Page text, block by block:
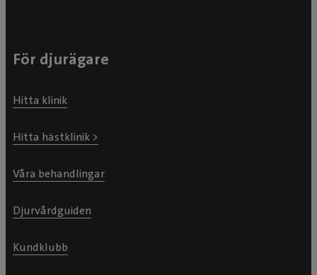
För djurägare
Hitta klinik
Hitta hästklinik >
Våra behandlingar
Djurvårdguiden
Kundklubb